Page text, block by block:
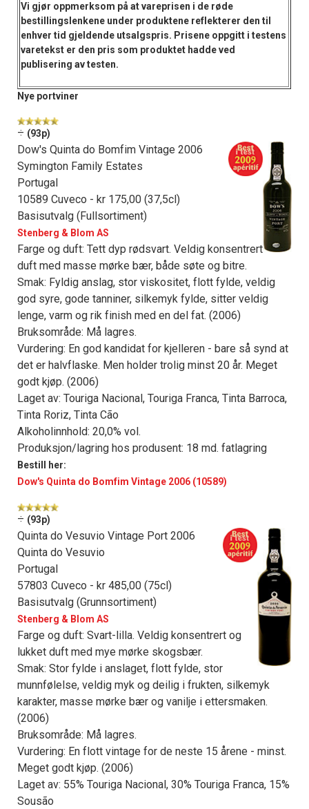
Vi gjør oppmerksom på at vareprisen i de røde
bestillingslenkene under produktene reflekterer den til
enhver tid gjeldende utsalgspris. Prisene oppgitt i testens
varetekst er den pris som produktet hadde ved
publisering av testen.
Nye portviner
÷ (93p)
Dow's Quinta do Bomfim Vintage 2006
Symington Family Estates
Portugal
10589 Cuveco - kr 175,00 (37,5cl)
Basisutvalg (Fullsortiment)
Stenberg & Blom AS
Farge og duft: Tett dyp rødsvart. Veldig konsentrert
duft med masse mørke bær, både søte og bitre.
Smak: Fyldig anslag, stor viskositet, flott fylde, veldig
god syre, gode tanniner, silkemyk fylde, sitter veldig
lenge, varm og rik finish med en del fat. (2006)
Bruksområde: Må lagres.
Vurdering: En god kandidat for kjelleren - bare så synd at
det er halvflaske. Men holder trolig minst 20 år. Meget
godt kjøp. (2006)
Laget av: Touriga Nacional, Touriga Franca, Tinta Barroca,
Tinta Roriz, Tinta Cão
Alkoholinnhold: 20,0% vol.
Produksjon/lagring hos produsent: 18 md. fatlagring
Bestill her:
Dow's Quinta do Bomfim Vintage 2006 (10589)
÷ (93p)
Quinta do Vesuvio Vintage Port 2006
Quinta do Vesuvio
Portugal
57803 Cuveco - kr 485,00 (75cl)
Basisutvalg (Grunnsortiment)
Stenberg & Blom AS
Farge og duft: Svart-lilla. Veldig konsentrert og
lukket duft med mye mørke skogsbær.
Smak: Stor fylde i anslaget, flott fylde, stor
munnfølelse, veldig myk og deilig i frukten, silkemyk
karakter, masse mørke bær og vanilje i ettersmaken.
(2006)
Bruksområde: Må lagres.
Vurdering: En flott vintage for de neste 15 årene - minst.
Meget godt kjøp. (2006)
Laget av: 55% Touriga Nacional, 30% Touriga Franca, 15%
Sousão